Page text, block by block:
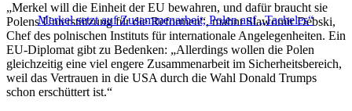
Merkel setzt auf Zusammenarbeit, Polen auf „Tacheles“
„Merkel will die Einheit der EU bewahren, und dafür braucht sie
Polens Unterstützung für die Reformen“, mahnt Slawomir Debski,
Chef des polnischen Instituts für internationale Angelegenheiten. Ein
EU-Diplomat gibt zu Bedenken: „Allerdings wollen die Polen
gleichzeitig eine viel engere Zusammenarbeit im Sicherheitsbereich,
weil das Vertrauen in die USA durch die Wahl Donald Trumps
schon erschüttert ist.“